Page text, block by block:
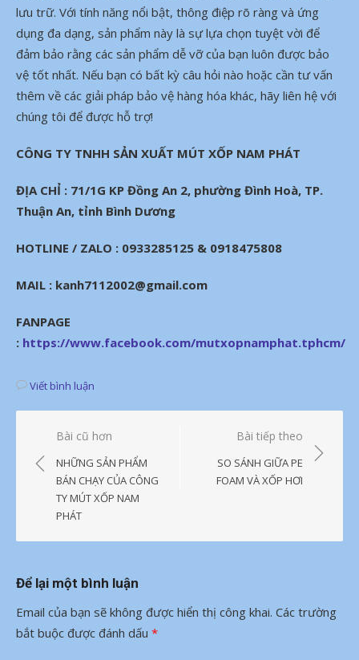
lưu trữ. Với tính năng nổi bật, thông điệp rõ ràng và ứng
dụng đa dạng, sản phẩm này là sự lựa chọn tuyệt vời để
đảm bảo rằng các sản phẩm dễ vỡ của bạn luôn được bảo
vệ tốt nhất. Nếu bạn có bất kỳ câu hỏi nào hoặc cần tư vấn
thêm về các giải pháp bảo vệ hàng hóa khác, hãy liên hệ với
chúng tôi để được hỗ trợ!
CÔNG TY TNHH SẢN XUẤT MÚT XỐP NAM PHÁT
ĐỊA CHỈ : 71/1G KP Đồng An 2, phường Đình Hoà, TP.
Thuận An, tỉnh Bình Dương
HOTLINE / ZALO : 0933285125 & 0918475808
MAIL : kanh7112002@gmail.com
FANPAGE
: https://www.facebook.com/mutxopnamphat.tphcm/
Viết bình luận
Điều
hướng
viết
Bài cũ hơn
NHỮNG SẢN PHẨM
BÁN CHẠY CỦA CÔNG
TY MÚT XỐP NAM
PHÁT
Bài tiếp theo
SO SÁNH GIỮA PE
FOAM VÀ XỐP HƠI
Để lại một bình luận
Email của bạn sẽ không được hiển thị công khai. Các trường
bắt buộc được đánh dấu *